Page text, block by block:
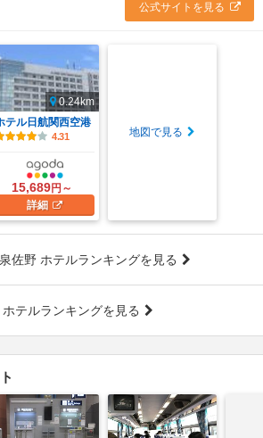
公式サイトを見る
0.24km
テル日航関西空港
4.31
15,689円～
詳細
地図で見る
佐野 ホテルランキングを見る
ホテルランキングを見る